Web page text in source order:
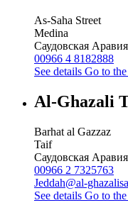
As-Saha Street
Medina
Саудовская Аравия
00966 4 8182888
See details Go to
Al-Ghazali
Barhat al Gazzaz
Taif
Саудовская Аравия
00966 2 7325763
Jeddah@al-
See details Go to